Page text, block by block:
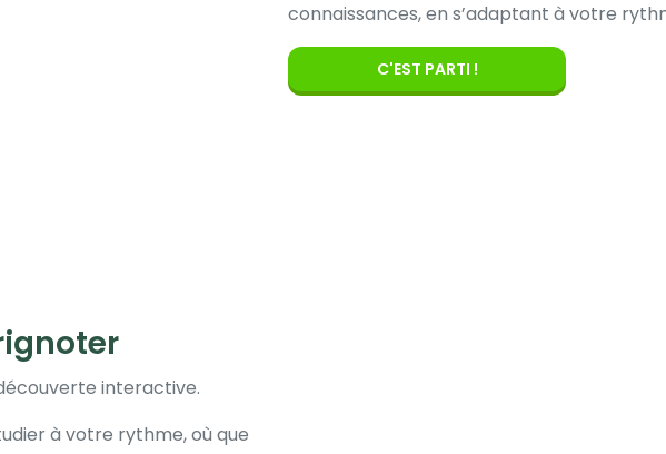
connaissances, en s’adaptant à votre
C'EST PARTI !
interactive.
à votre rythme, où que